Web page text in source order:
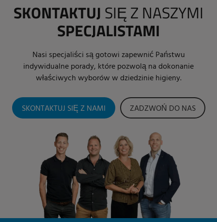
SKONTAKTUJ SIĘ Z NASZYMI
SPECJALISTAMI
Nasi specjaliści są gotowi zapewnić Państwu
indywidualne porady, które pozwolą na dokonanie
właściwych wyborów w dziedzinie higieny.
SKONTAKTUJ SIĘ Z NAMI ZADZWOŃ DO NAS